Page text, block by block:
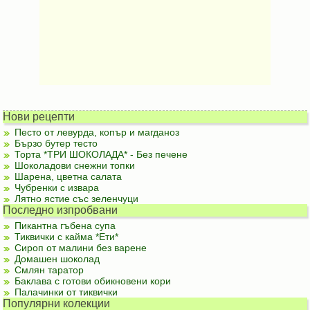
Нови рецепти
Песто от левурда, копър и магданоз
Бързо бутер тесто
Торта *ТРИ ШОКОЛАДА* - Без печене
Шоколадови снежни топки
Шарена, цветна салата
Чубренки с извара
Лятно ястие със зеленчуци
Последно изпробвани
Пикантна гъбена супа
Тиквички с кайма *Ети*
Сироп от малини без варене
Домашен шоколад
Смлян таратор
Баклава с готови обикновени кори
Палачинки от тиквички
Популярни колекции